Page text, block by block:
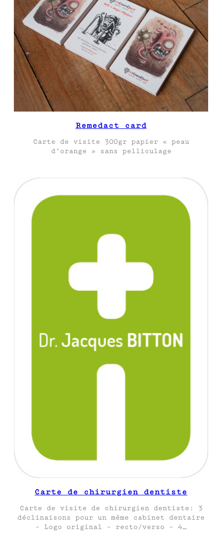
Remedact card
Carte de visite 300gr papier « peau
d’orange » sans pelliculage
Carte de chirurgien dentiste
Carte de visite de chirurgien dentiste: 3
déclinaisons pour un même cabinet dentaire
– Logo original – recto/verso – 4…